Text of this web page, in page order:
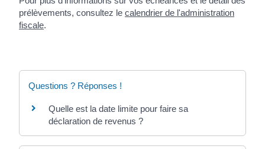
prélèvements, consultez le calendrier de l'administration
fiscale.
Questions ? Réponses !
Quelle est la date limite pour faire sa
déclaration de revenus ?